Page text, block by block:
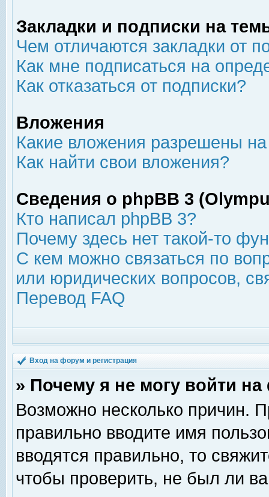
Закладки и подписки на
Чем отличаются закладки от
Как мне подписаться на
Как отказаться от подписки?
Вложения
Какие вложения разрешены
Как найти свои вложения?
Сведения о phpBB 3
Кто написал phpBB 3?
Почему здесь нет такой-то
С кем можно связаться по
или юридических вопросов,
Перевод FAQ
Вход на форум и регистрация
» Почему я не могу войти
Возможно несколько причин.
правильно вводите имя
вводятся правильно, то
чтобы проверить, не был ли